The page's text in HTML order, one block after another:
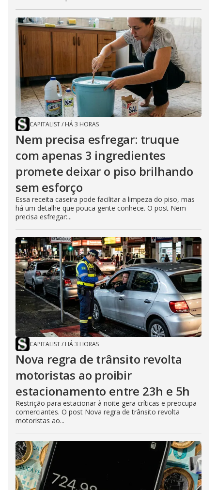
CAPITALIST/ HÁ 3 HORAS
Nem precisa esfregar: truque
com apenas 3 ingredientes
promete deixar o piso brilhando
sem esforço
Essa receita caseira pode facilitar a limpeza do piso, mas
há um detalhe que pouca gente conhece. O post Nem
precisa esfregar:...
CAPITALIST/ HÁ 3 HORAS
Nova regra de trânsito revolta
motoristas ao proibir
estacionamento entre 23h e 5h
Restrição para estacionar à noite gera críticas e preocupa
comerciantes. O post Nova regra de trânsito revolta
motoristas ao...